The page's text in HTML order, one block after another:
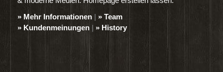
» Mehr Informationen | » Team
» Kundenmeinungen | » History